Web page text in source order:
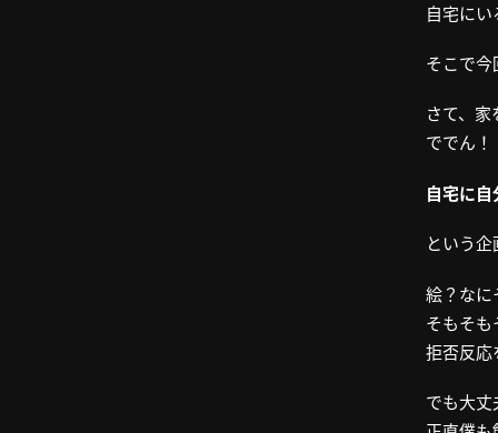
自宅に
そこで
さて、
ででん！
自宅に
という
絵？なに
そもそ
拒否反応
でも大